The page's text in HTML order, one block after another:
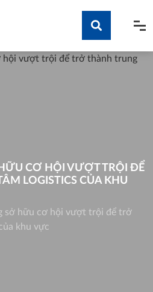
Tìm kiếm
CƠ HỘI VƯỢT TRỘI ĐỂ
LOGISTICS CỦA KHU
sở hữu cơ hội vượt trội để trở
khu vực